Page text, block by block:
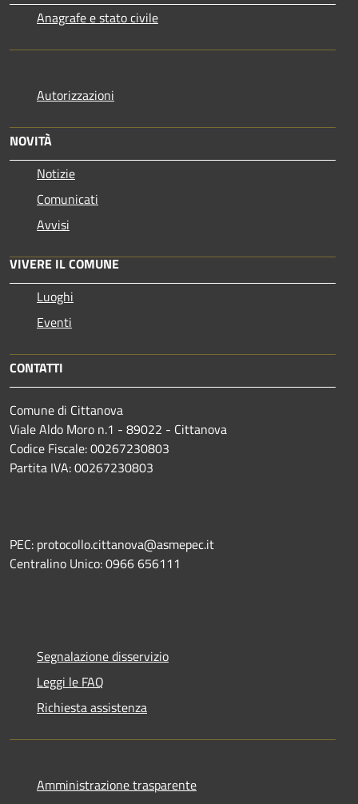
Anagrafe e stato civile
Autorizzazioni
NOVITÀ
Notizie
Comunicati
Avvisi
VIVERE IL COMUNE
Luoghi
Eventi
CONTATTI
Comune di Cittanova
Viale Aldo Moro n.1 - 89022 - Cittanova
Codice Fiscale: 00267230803
Partita IVA: 00267230803
PEC: protocollo.cittanova@asmepec.it
Centralino Unico: 0966 656111
Segnalazione disservizio
Leggi le FAQ
Richiesta assistenza
Amministrazione trasparente